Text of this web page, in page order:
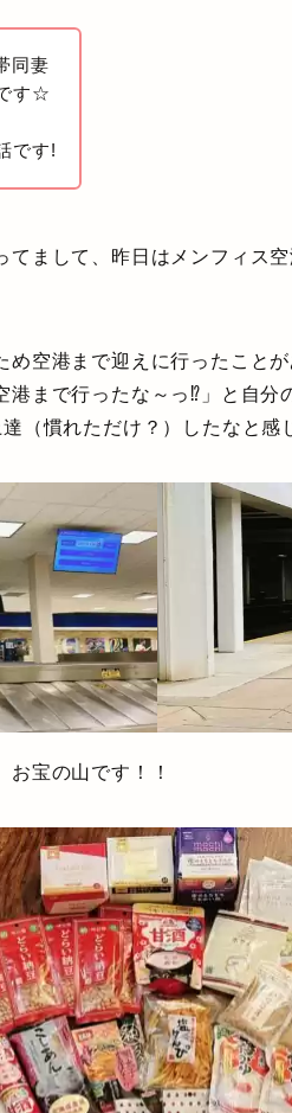
同妻
す☆
です!
てまして、昨日はメンフィス
空港まで迎えに行ったこと
港まで行ったな～っ⁉」と自分
（慣れただけ？）したなと感
宝の山です！！